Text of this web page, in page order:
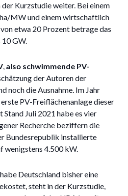
der Kurzstudie weiter. Bei einem
MW und einem wirtschaftlich
etwa 20 Prozent betrage das
GW.
, also schwimmende PV-
der Autoren der
noch die Ausnahme. Im Jahr
PV-Freiflächenanlage dieser
Juli 2021 habe es vier
Recherche beziffern die
Bundesrepublik installierte
wenigstens 4.500 kW.
habe Deutschland bisher eine
steht in der Kurzstudie,